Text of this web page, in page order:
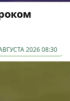
2026 08:30